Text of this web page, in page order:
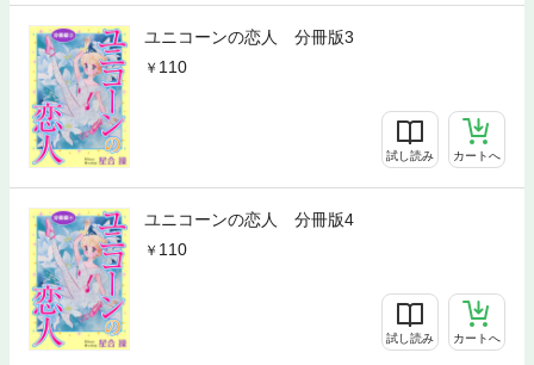
ユニコーンの恋人 分冊版3
110
試し読み カートへ
ユニコーンの恋人 分冊版4
110
試し読み カートへ